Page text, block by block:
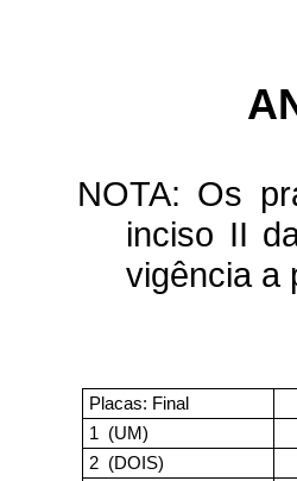
NOTA: Os
inciso II
vigência a
Placas: Final
1
(UM)
2 (DOIS)